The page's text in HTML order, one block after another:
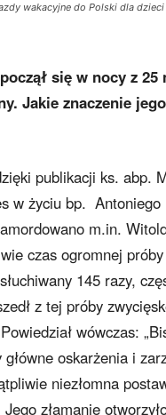
wakacyjne do Polski dla dzieci
się w nocy z 25
Jakie znaczenie
publikacji ks. abp.
w życiu bp.
m.in.
czas ogromnej
145 razy,
z tej próby
wówczas:
oskarżenia i
niezłomna
złamanie